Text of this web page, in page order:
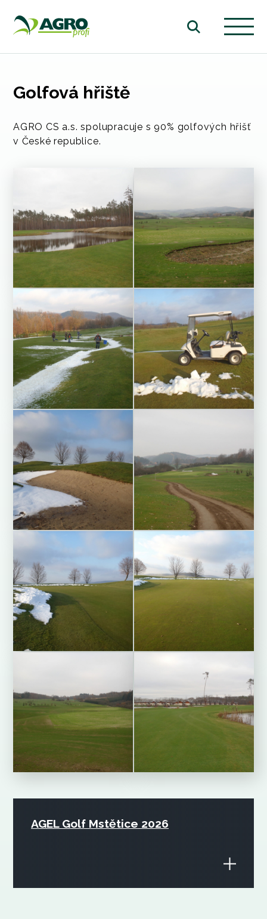
Golfová hřiště
AGRO CS a.s. spolupracuje s 90% golfových hřišť
v České republice.
AGEL Golf Mstětice 2026